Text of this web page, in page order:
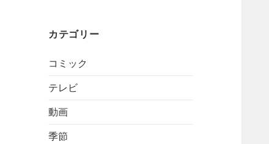
カテゴリー
コミック
テレビ
動画
季節